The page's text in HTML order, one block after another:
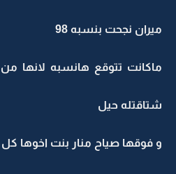
ميران نجحت بنسبه 98
ماكانت تتوقع هانسبه لانها
شتاقتله حيل
و فوقها صياح منار بنت اخوها